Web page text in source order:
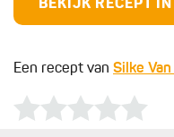
BEKIJK RECEPT
Een recept van Silke